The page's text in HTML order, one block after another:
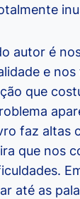
autor é
e
que
faz altas
que nos
até as